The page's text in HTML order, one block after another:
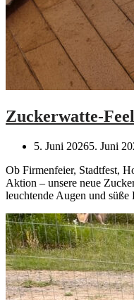
Zuckerwatte-
5. Juni 20265. Juni
Ob Firmenfeier, Stadtfest,
Aktion – unsere neue
leuchtende Augen und süße